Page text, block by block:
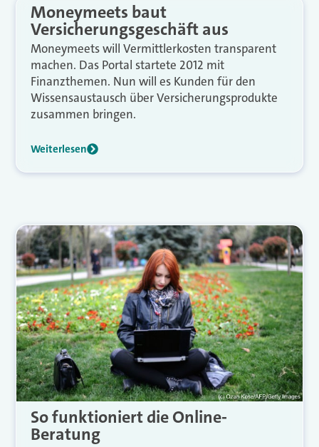
Moneymeets baut
Versicherungsgeschäft aus
Moneymeets will Vermittlerkosten transparent
machen. Das Portal startete 2012 mit
Finanzthemen. Nun will es Kunden für den
Wissensaustausch über Versicherungsprodukte
zusammen bringen.
Weiterlesen
So funktioniert die Online-
Beratung